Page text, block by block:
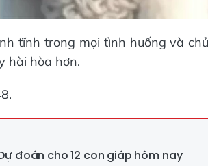
tĩnh trong mọi tình huống và
hài hòa hơn.
đoán cho 12 con giáp hôm nay